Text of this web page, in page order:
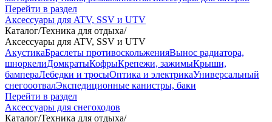
Перейти в раздел
Аксессуары для ATV, SSV и UTV
Каталог/Техника для отдыха/
Аксессуары для ATV, SSV и UTV
АкустикаБраслеты противоскольженияВынос радиатора,
шноркелиДомкратыКофрыКрепежи, зажимыКрыши,
бампераЛебедки и тросыОптика и электрикаУниверсальный
снегооотвалЭкспедиционные канистры, баки
Перейти в раздел
Аксессуары для снегоходов
Каталог/Техника для отдыха/